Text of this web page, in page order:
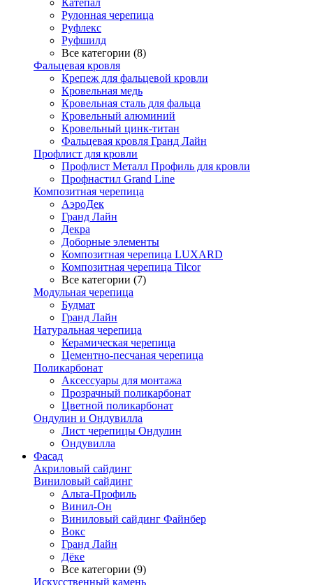
Катепал
Рулонная черепица
Руфлекс
Руфшилд
Все категории (8)
Фальцевая кровля
Крепеж для фальцевой кровли
Кровельная медь
Кровельная сталь для фальца
Кровельный алюминий
Кровельный цинк-титан
Фальцевая кровля Гранд Лайн
Профлист для кровли
Профлист Металл Профиль для кровли
Профнастил Grand Line
Композитная черепица
АэроДек
Гранд Лайн
Декра
Доборные элементы
Композитная черепица LUXARD
Композитная черепица Tilcor
Все категории (7)
Модульная черепица
Будмат
Гранд Лайн
Натуральная черепица
Керамическая черепица
Цементно-песчаная черепица
Поликарбонат
Аксессуары для монтажа
Прозрачный поликарбонат
Цветной поликарбонат
Ондулин и Ондувилла
Лист черепицы Ондулин
Ондувилла
Фасад
Акриловый сайдинг
Виниловый сайдинг
Альта-Профиль
Винил-Он
Виниловый сайдинг Файнбер
Вокс
Гранд Лайн
Дёке
Все категории (9)
Искусственный камень